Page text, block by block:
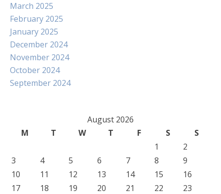
March 2025
February 2025
January 2025
December 2024
November 2024
October 2024
September 2024
August 2026
M
T W T F S
S
1
2
3
4 5 6 7 8
9
10
11 12 13 14 15
16
17
18 19 20 21 22
23